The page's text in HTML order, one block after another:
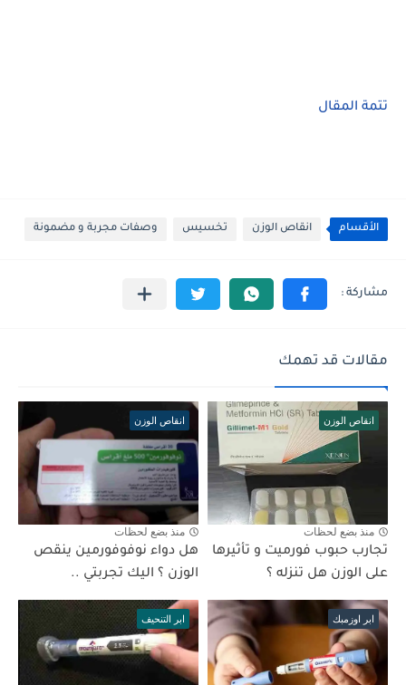
تتمة المقال
الأقسام انقاص الوزن تخسيس وصفات مجربة و مضمونة
مقالات قد تهمك
انقاص الوزن
منذ بضع لحظات
تجارب حبوب فورميت و تأثيرها
على الوزن هل تنزله ؟
انقاص الوزن
منذ بضع لحظات
هل دواء نوفوفورمين ينقص
الوزن ؟ اليك تجربتي ..
ابر اوزمبك ابر التنحيف